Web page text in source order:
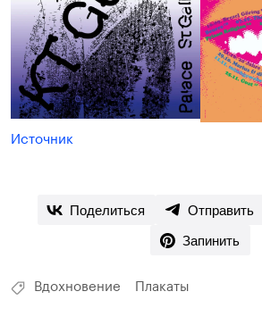
Источник
Поделиться Отправить
Запинить
Вдохновение Плакаты